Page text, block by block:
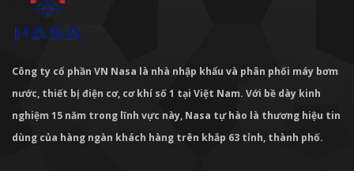
Công ty cổ phần VN Nasa là nhà nhập khẩu và phân phối máy bơm
nước, thiết bị điện cơ, cơ khí số 1 tại Việt Nam. Với bề dày kinh
nghiệm 15 năm trong lĩnh vực này, Nasa tự hào là thương hiệu tin
dùng của hàng ngàn khách hàng trên khắp 63 tỉnh, thành phố.